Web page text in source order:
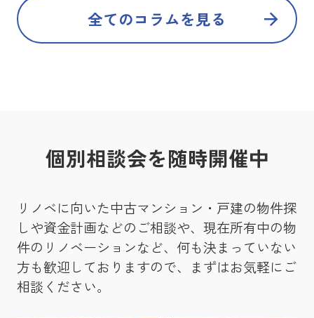
全てのコラムを見る
個別相談会を随時開催中
リノベに向いた中古マンション・戸建の物件探
しや資金計画などのご相談や、現在所有中の物
件のリノベーションなど、何も決まっていない
方も歓迎しておりますので、まずはお気軽にご
相談ください。